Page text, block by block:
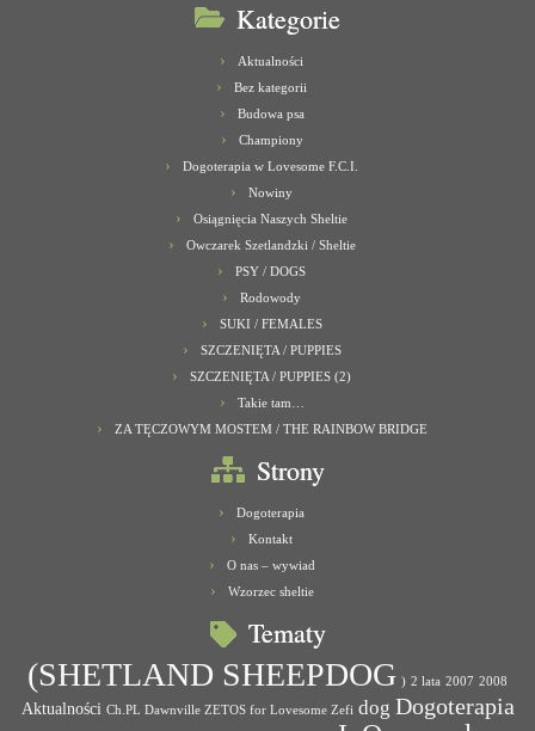
Kategorie
Aktualności
Bez kategorii
Budowa psa
Championy
Dogoterapia w Lovesome F.C.I.
Nowiny
Osiągnięcia Naszych Sheltie
Owczarek Szetlandzki / Sheltie
PSY / DOGS
Rodowody
SUKI / FEMALES
SZCZENIĘTA / PUPPIES
SZCZENIĘTA / PUPPIES (2)
Takie tam…
ZA TĘCZOWYM MOSTEM / THE RAINBOW BRIDGE
Strony
Dogoterapia
Kontakt
O nas – wywiad
Wzorzec sheltie
Tematy
(SHETLAND SHEEPDOG ) 2 lata 2007 2008
Aktualności Ch.PL Dawnville ZETOS for Lovesome Zefi dog Dogoterapia